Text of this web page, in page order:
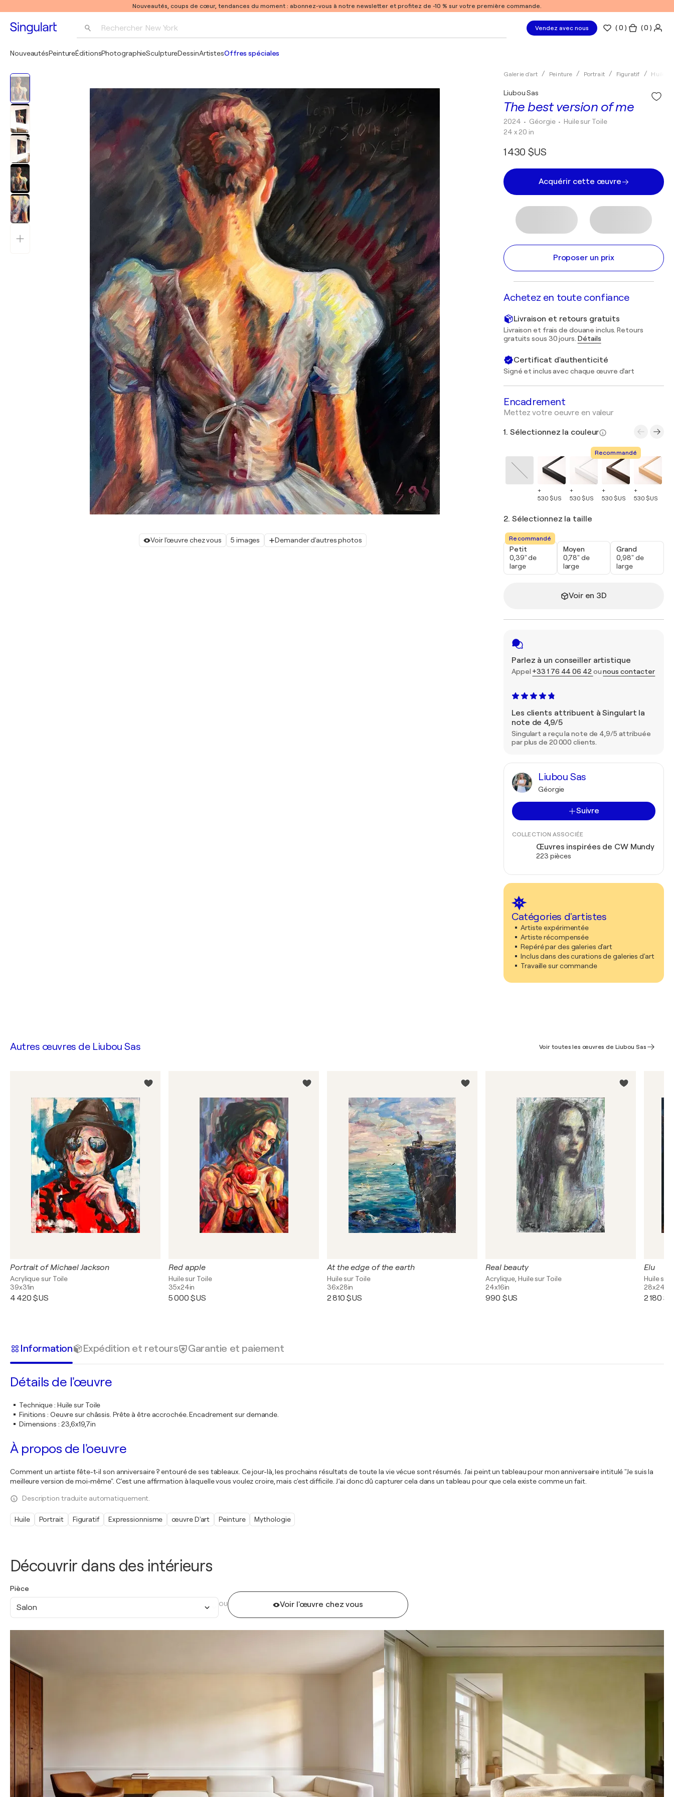
Nouveautés, coups de cœur, tendances du moment : abonnez-vous à notre newsletter et profitez de -10 % sur votre première commande.
Rechercher New York
Pablo Picasso
Vendez avec nous (0 ) ( 0 )
NouveautésPeintureÉditionsPhotographieSculptureDessinArtistesOffres spéciales
Voir l'œuvre chez vous 5 images Demander d'autres photos
Galerie d'art Peinture Portrait Figuratif Huile
The best version of me
Liubou Sas
2024 • Géorgie • Huile sur Toile
24 x 20 in
1 430 $US
Acquérir cette œuvre
Proposer un prix
Achetez en toute confiance
Livraison et retours gratuits
Livraison et frais de douane inclus. Retours
gratuits sous 30 jours. Détails
Certificat d'authenticité
Signé et inclus avec chaque œuvre d'art
Encadrement
Mettez votre oeuvre en valeur
1. Sélectionnez la couleur
+
530 $US
+
530 $US
Recommandé
+
530 $US
+
530 $US
2. Sélectionnez la taille
Recommandé
Petit
0,39" de
large
Moyen
0,78" de
large
Grand
0,98" de
large
Voir en 3D
Parlez à un conseiller artistique
Appel +33 1 76 44 06 42 ounous contacter
Les clients attribuent à Singulart la
note de 4,9/5
Singulart a reçu la note de 4,9/5 attribuée
par plus de 20 000 clients.
Liubou Sas
Géorgie
Suivre
COLLECTION ASSOCIÉE
Œuvres inspirées de CW Mundy
223 pièces
Catégories d'artistes
Artiste expérimentée
Artiste récompensée
Repéré par des galeries d'art
Inclus dans des curations de galeries d'art
Travaille sur commande
Découvrir dans des intérieurs
Pièce
Salon OU Voir l'œuvre chez vous
Autres œuvres de Liubou Sas Voir toutes les œuvres de Liubou Sas
Portrait of Michael Jackson
Acrylique sur Toile
39x31in
4 420 $US
Red apple
Huile sur Toile
35x24in
5 000 $US
At the edge of the earth
Huile sur Toile
36x28in
2 810 $US
Real beauty
Acrylique, Huile sur Toile
24x16in
990 $US
Elu
Huile sur
28x24in
2 180
Information Expédition et retours Garantie et paiement
Détails de l'œuvre
Technique: Huile sur Toile
Finitions : Oeuvre sur châssis. Prête à être accrochée. Encadrement sur demande.
Dimensions : 23,6x19,7in
À propos de l'oeuvre
Comment un artiste fête-t-il son anniversaire ? entouré de ses tableaux. Ce jour-là, les prochains résultats de toute la vie vécue sont résumés. J'ai peint un tableau pour mon anniversaire intitulé "Je suis la
meilleure version de moi-même". C'est une affirmation à laquelle vous voulez croire, mais c'est difficile. J’ai donc dû capturer cela dans un tableau pour que cela existe comme un fait.
Description traduite automatiquement.
Huile Portrait Figuratif Expressionnisme œuvre D'art Peinture Mythologie